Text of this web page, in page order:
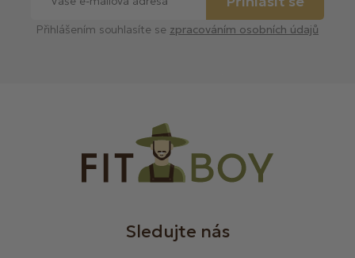
Přihlášením souhlasíte se zpracováním osobních údajů
Sledujte nás